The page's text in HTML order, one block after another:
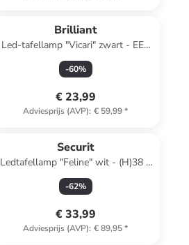
Brilliant
Led-tafellamp "Vicari" zwart - EEK
E (A tot G)
-60%
€ 23,99
Adviesprijs (AVP): € 59,99*
Securit
Ledtafellamp "Feline" wit - (H)38 x
Ø 11 cm
-62%
€ 33,99
Adviesprijs (AVP): € 89,95*